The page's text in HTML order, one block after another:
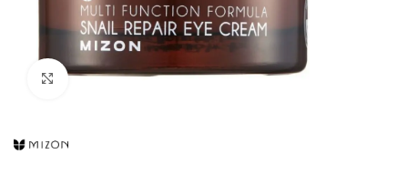
Spustelėkite norėdami padidinti